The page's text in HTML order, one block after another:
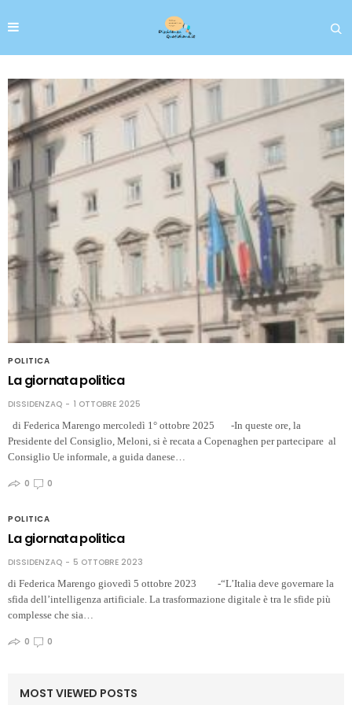
POLITICA
La giornata politica
DISSIDENZAQ
1 OTTOBRE 2025
di Federica Marengo mercoledì 1° ottobre 2025 -In queste ore, la
Presidente del Consiglio, Meloni, si è recata a Copenaghen per partecipare al
Consiglio Ue informale, a guida danese…
0 0
POLITICA
La giornata politica
DISSIDENZAQ
5 OTTOBRE 2023
di Federica Marengo giovedì 5 ottobre 2023 -“L’Italia deve governare la
sfida dell’intelligenza artificiale. La trasformazione digitale è tra le sfide più
complesse che sia…
0 0
MOST VIEWED POSTS